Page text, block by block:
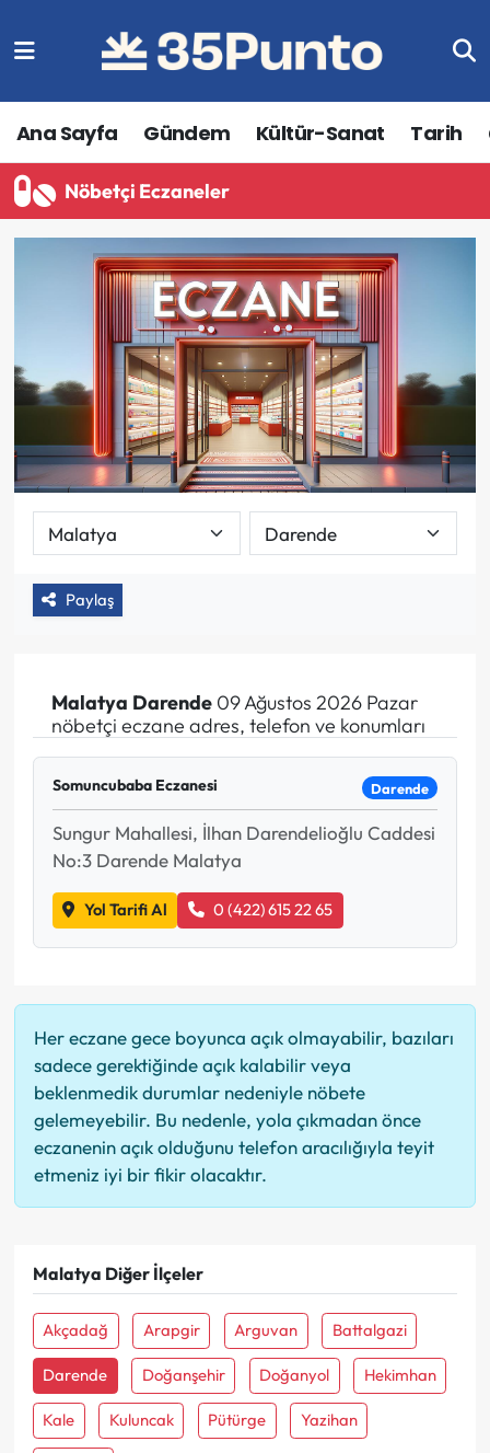
Ana Sayfa Gündem Kültür-Sanat Tarih
Nöbetçi Eczaneler
Paylaş
Malatya Darende09 Ağustos 2026 Pazar
nöbetçi eczane adres, telefon ve konumları
Somuncubaba Eczanesi Darende
Sungur Mahallesi, İlhan Darendelioğlu Caddesi
No:3 Darende Malatya
Yol Tarifi Al 0 (422) 615 22 65
Her eczane gece boyunca açık olmayabilir, bazıları
sadece gerektiğinde açık kalabilir veya
beklenmedik durumlar nedeniyle nöbete
gelemeyebilir. Bu nedenle, yola çıkmadan önce
eczanenin açık olduğunu telefon aracılığıyla teyit
etmeniz iyi bir fikir olacaktır.
Malatya Diğer İlçeler
Akçadağ Arapgir Arguvan Battalgazi
Darende Doğanşehir Doğanyol Hekimhan
Kale Kuluncak Pütürge Yazihan